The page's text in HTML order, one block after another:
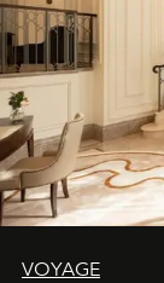
VOYAGE